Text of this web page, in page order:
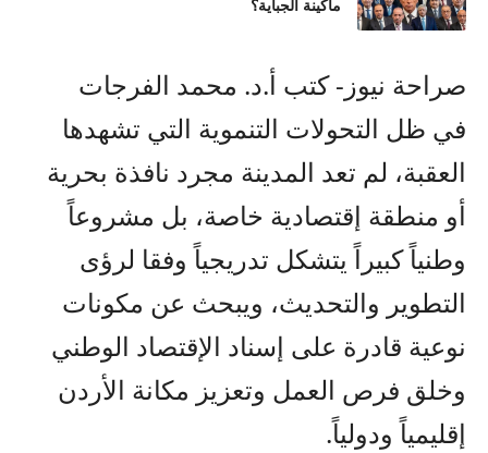
ماكينة الجباية؟
صراحة نيوز- كتب أ.د. محمد الفرجات
في ظل التحولات التنموية التي تشهدها
العقبة، لم تعد المدينة مجرد نافذة بحرية
أو منطقة إقتصادية خاصة، بل مشروعاً
وطنياً كبيراً يتشكل تدريجياً وفقا لرؤى
التطوير والتحديث، ويبحث عن مكونات
نوعية قادرة على إسناد الإقتصاد الوطني
وخلق فرص العمل وتعزيز مكانة الأردن
إقليمياً ودولياً.